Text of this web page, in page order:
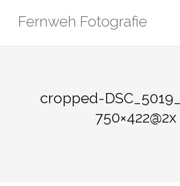
InhaltFernweh Fotografie
cropped-
750×422@2x